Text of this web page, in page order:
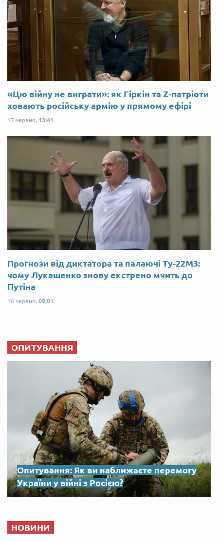
«Цю війну не виграти»: як Гіркін та Z-патріоти
ховають російську армію у прямому ефірі
17 червня, 13:41
Прогнози від диктатора та палаючі Ту-22М3:
чому Лукашенко знову екстрено мчить до
Путіна
16 червня, 09:01
ОПИТУВАННЯ
Опитування: Як ви наближаєте перемогу
України у війні з Росією?
НОВИНИ